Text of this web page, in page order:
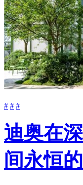
# # #
迪奥在
间永恒